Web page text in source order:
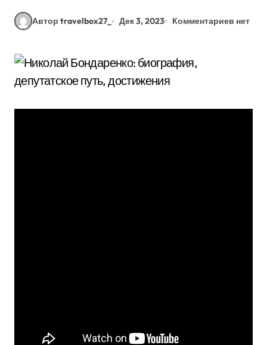
Автор travelbox27_ Дек 3, 2023 Комментариев нет